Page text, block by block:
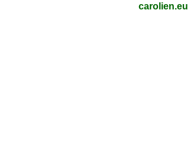
carolien.eu